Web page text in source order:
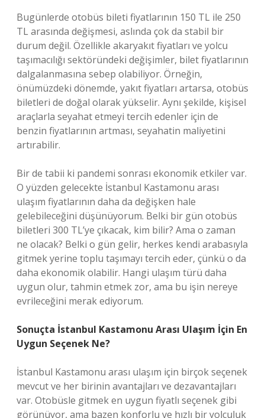
Bugünlerde otobüs bileti fiyatlarının 150 TL ile 250
TL arasında değişmesi, aslında çok da stabil bir
durum değil. Özellikle akaryakıt fiyatları ve yolcu
taşımacılığı sektöründeki değişimler, bilet fiyatlarının
dalgalanmasına sebep olabiliyor. Örneğin,
önümüzdeki dönemde, yakıt fiyatları artarsa, otobüs
biletleri de doğal olarak yükselir. Aynı şekilde, kişisel
araçlarla seyahat etmeyi tercih edenler için de
benzin fiyatlarının artması, seyahatin maliyetini
artırabilir.
Bir de tabii ki pandemi sonrası ekonomik etkiler var.
O yüzden gelecekte İstanbul Kastamonu arası
ulaşım fiyatlarının daha da değişken hale
gelebileceğini düşünüyorum. Belki bir gün otobüs
biletleri 300 TL’ye çıkacak, kim bilir? Ama o zaman
ne olacak? Belki o gün gelir, herkes kendi arabasıyla
gitmek yerine toplu taşımayı tercih eder, çünkü o da
daha ekonomik olabilir. Hangi ulaşım türü daha
uygun olur, tahmin etmek zor, ama bu işin nereye
evrileceğini merak ediyorum.
Sonuçta İstanbul Kastamonu Arası Ulaşım İçin En
Uygun Seçenek Ne?
İstanbul Kastamonu arası ulaşım için birçok seçenek
mevcut ve her birinin avantajları ve dezavantajları
var. Otobüsle gitmek en uygun fiyatlı seçenek gibi
görünüyor, ama bazen konforlu ve hızlı bir yolculuk